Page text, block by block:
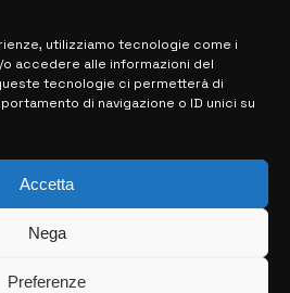
utilizziamo tecnologie come i
accedere alle informazioni del
tecnologie ci permetterà di
di navigazione o ID unici su
Accetta
Nega
Preferenze